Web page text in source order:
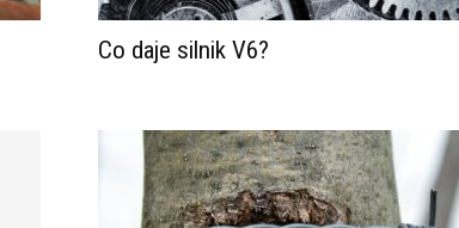
Co daje silnik V6?